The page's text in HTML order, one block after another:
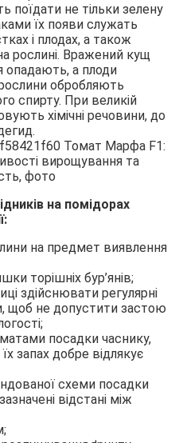
поїдати не тільки зелену
їх появи служать
і плодах, а також
рослині. Вражений кущ
опадають, а плоди
обробляють
спирту. При великій
хімічні речовини, до
на помідорах
на предмет виявлення
торішніх бур’янів;
здійснювати регулярні
щоб не допустити застою
посадки часнику,
запах добре відлякує
схеми посадки
відстані між